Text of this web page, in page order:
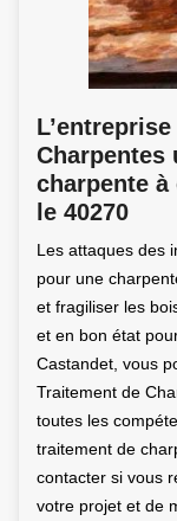
Charpentes
charpente à
le 40270
Les attaques des
pour une
et fragiliser les
et en bon état
Castandet, vous
Traitement de
toutes les
traitement de
contacter si vous
votre projet et de